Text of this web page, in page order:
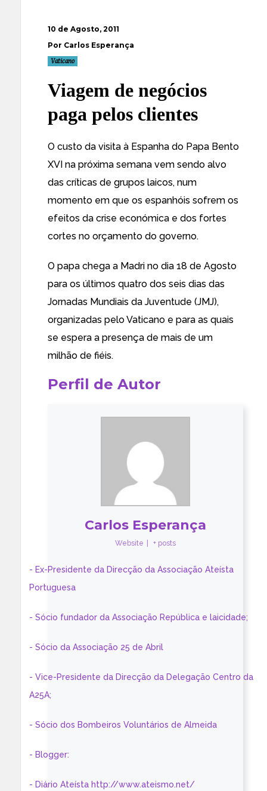
10 de Agosto, 2011
Por Carlos Esperança
Vaticano
Viagem de negócios
paga pelos clientes
O custo da visita à Espanha do Papa Bento
XVI na próxima semana vem sendo alvo
das críticas de grupos laicos, num
momento em que os espanhóis sofrem os
efeitos da crise económica e dos fortes
cortes no orçamento do governo.
O papa chega a Madri no dia 18 de Agosto
para os últimos quatro dos seis dias das
Jornadas Mundiais da Juventude (JMJ),
organizadas pelo Vaticano e para as quais
se espera a presença de mais de um
milhão de fiéis.
Perfil de Autor
Carlos Esperança
Website + posts
- Ex-Presidente da Direcção da Associação Ateísta
Portuguesa
- Sócio fundador da Associação República e laicidade;
- Sócio da Associação 25 de Abril
- Vice-Presidente da Direcção da Delegação Centro da
A25A;
- Sócio dos Bombeiros Voluntários de Almeida
- Blogger:
- Diário Ateísta http://www.ateismo.net/